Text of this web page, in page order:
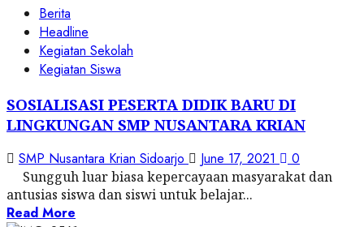
Berita
Headline
Kegiatan Sekolah
Kegiatan Siswa
SOSIALISASI PESERTA DIDIK BARU DI
LINGKUNGAN SMP NUSANTARA KRIAN
SMP Nusantara Krian Sidoarjo June 17, 2021 0
Sungguh luar biasa kepercayaan masyarakat dan
antusias siswa dan siswi untuk belajar...
Read More